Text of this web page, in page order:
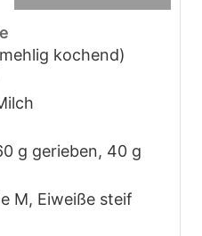
kochend)
g gerieben, 40 g
M, Eiweiße steif